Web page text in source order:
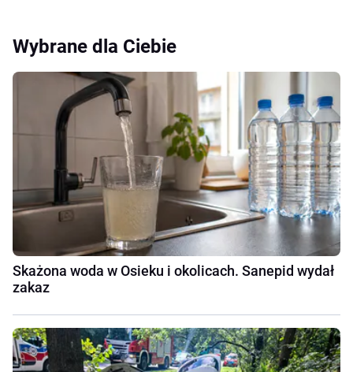
Wybrane dla Ciebie
Skażona woda w Osieku i okolicach. Sanepid wydał
zakaz